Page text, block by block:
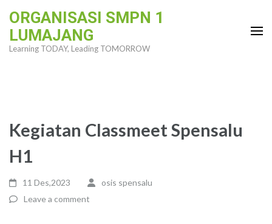
content
ORGANISASI SMPN 1
LUMAJANG
Learning TODAY, Leading TOMORROW
Kegiatan Classmeet Spensalu
H1
11 Des,2023
osis spensalu
Leave a comment